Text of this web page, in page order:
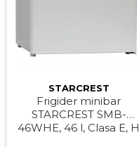
Preparare alimente
STARCREST
Frigider minibar
STARCREST SMB-
46WHE, 46 l, Clasa E, H